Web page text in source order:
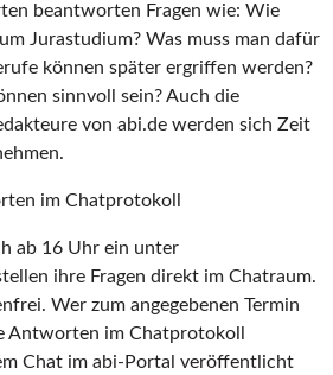
beantworten Fragen wie: Wie
Jurastudium? Was muss man dafür
können später ergriffen werden?
sinnvoll sein? Auch die
von abi.de werden sich Zeit
im Chatprotokoll
ab 16 Uhr ein unter
ihre Fragen direkt im Chatraum.
Wer zum angegebenen Termin
Antworten im Chatprotokoll
Chat im abi-Portal veröffentlicht